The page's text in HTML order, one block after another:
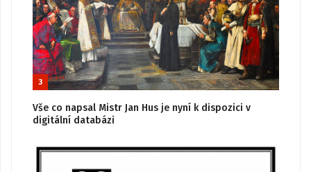
3
Vše co napsal Mistr Jan Hus je nyní k dispozici v
digitální databázi